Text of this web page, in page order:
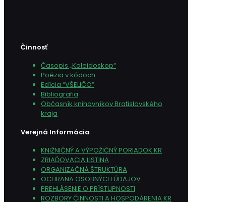
Činnosť
Časopis „Kaleidoskop“
Poézia v kódoch
Edícia “VŠELIČO”
Bibliografia
Občasník knihovníkov Bratislavského
kraja
Verejná Informácia
KNIŽNIČNÝ A VÝPOŽIČNÝ PORIADOK KR
ZRIAĎOVACIA LISTINA
ORGANIZAČNÁ ŠTRUKTÚRA
OCHRANA OSOBNÝCH ÚDAJOV
PREHLÁSENIE O PRÍSTUPNOSTI
ROZBORY ČINNOSTI A HOSPODÁRENIA KR